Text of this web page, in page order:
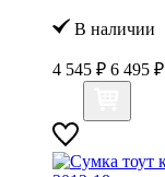
В наличии
4 545 ₽ 6 495 ₽